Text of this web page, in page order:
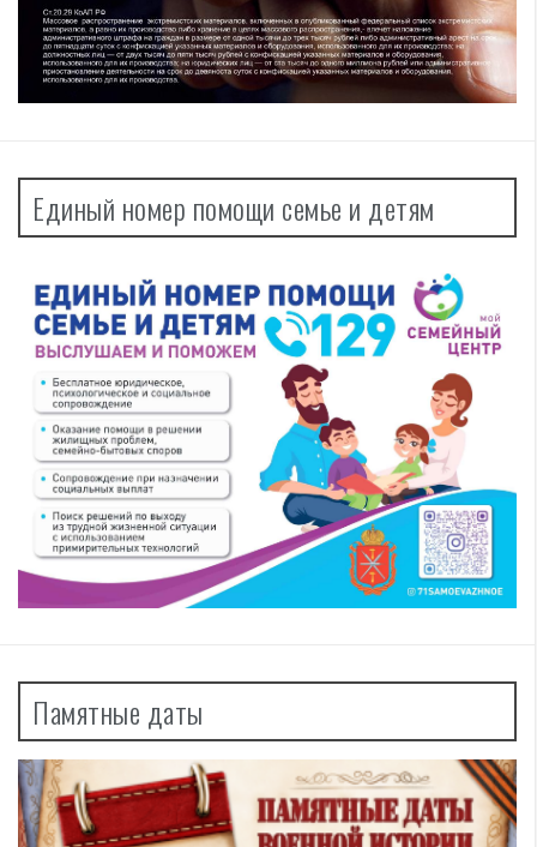
Единый номер помощи семье и детям
Памятные даты